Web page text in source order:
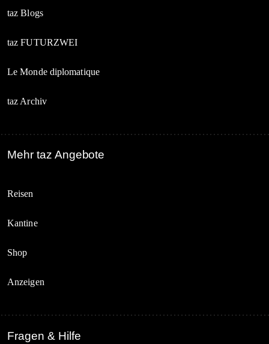
taz Blogs
taz FUTURZWEI
Le Monde diplomatique
taz Archiv
Mehr taz Angebote
Reisen
Kantine
Shop
Anzeigen
Fragen & Hilfe